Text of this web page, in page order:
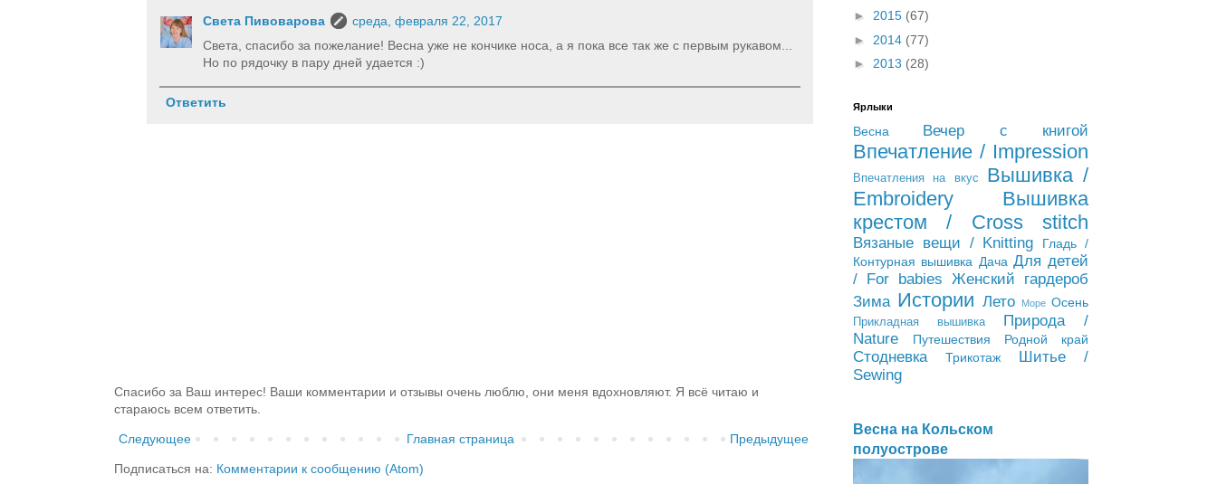
Света Пивоварова
среда, февраля 22, 2017
Света, спасибо за пожелание! Весна уже не кончике носа, а я пока все так же с первым рукавом...
Но по рядочку в пару дней удается :)
Ответить
Спасибо за Ваш интерес! Ваши комментарии и отзывы очень люблю, они меня вдохновляют. Я всё читаю и
стараюсь всем ответить.
Следующее Предыдущее
Главная страница
Подписаться на: Комментарии к сообщению (Atom)
► 2015 (67)
► 2014 (77)
► 2013 (28)
Ярлыки
Весна Вечер с книгой
Впечатление / Impression
Впечатления на вкус
Вышивка /
Embroidery
Вышивка
крестом / Cross stitch
Вязаные вещи / Knitting
Гладь /
Контурная вышивка Дача Для детей
/ For babies
Женский гардероб
Зима Истории Лето Море Осень
Прикладная вышивка
Природа /
Nature
Путешествия Родной край
Стодневка Трикотаж
Шитье /
Sewing
Весна на Кольском
полуострове